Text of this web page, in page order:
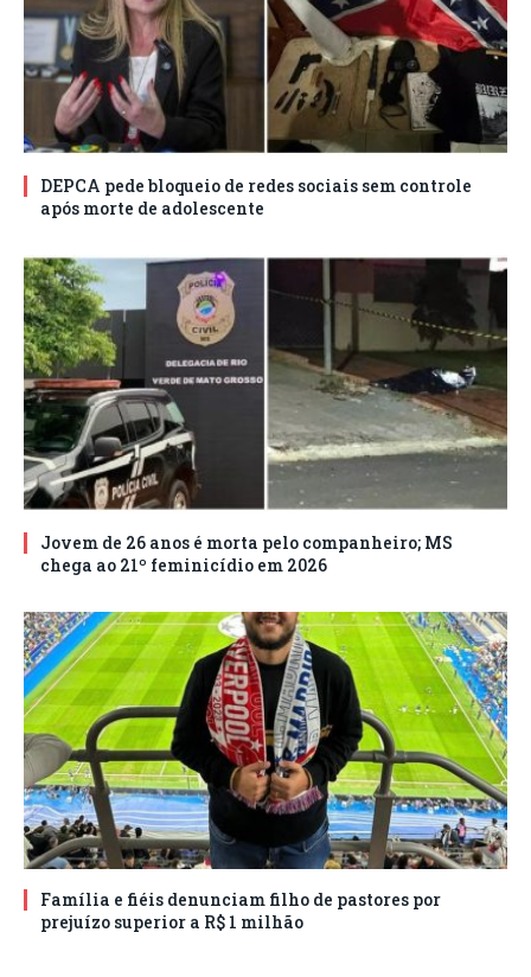
DEPCA pede bloqueio de redes sociais sem controle
após morte de adolescente
Jovem de 26 anos é morta pelo companheiro; MS
chega ao 21º feminicídio em 2026
Família e fiéis denunciam filho de pastores por
prejuízo superior a R$ 1 milhão